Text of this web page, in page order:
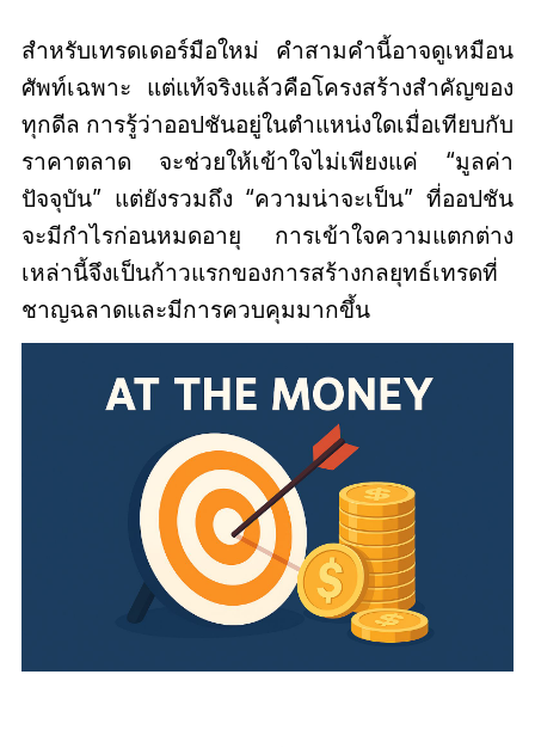
สำหรับเทรดเดอร์มือใหม่ คำสามคำนี้อาจดูเหมือน
ศัพท์เฉพาะ แต่แท้จริงแล้วคือโครงสร้างสำคัญของ
ทุกดีล การรู้ว่าออปชันอยู่ในตำแหน่งใดเมื่อเทียบกับ
ราคาตลาด จะช่วยให้เข้าใจไม่เพียงแค่ “มูลค่า
ปัจจุบัน” แต่ยังรวมถึง “ความน่าจะเป็น” ที่ออปชัน
จะมีกำไรก่อนหมดอายุ การเข้าใจความแตกต่าง
เหล่านี้จึงเป็นก้าวแรกของการสร้างกลยุทธ์เทรดที่
ชาญฉลาดและมีการควบคุมมากขึ้น